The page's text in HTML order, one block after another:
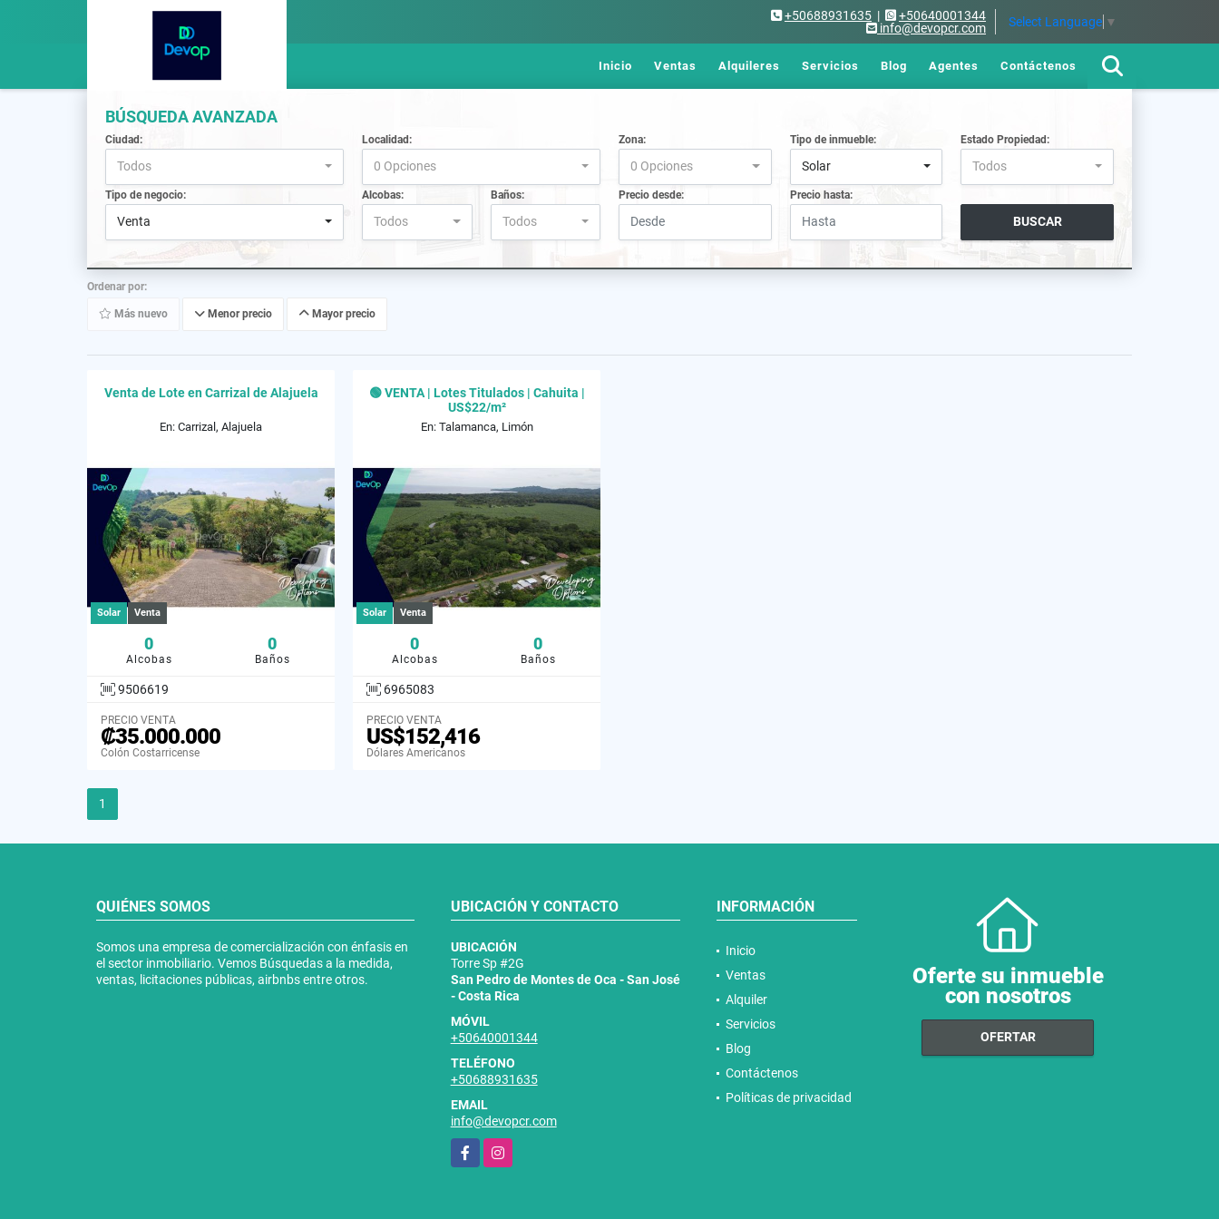
+50688931635 |
+50640001344
info@devopcr.com
Select Language ▼
Inicio Ventas Alquileres Servicios Blog Agentes Contáctenos
BÚSQUEDA AVANZADA
Ciudad:
Todos
Localidad:
0 Opciones
Zona:
0 Opciones
Tipo de inmueble:
Solar
Estado Propiedad:
Todos
Tipo de negocio:
Venta
Alcobas:
Todos
Baños:
Todos
Precio desde: Precio hasta:
BUSCAR
Ordenar por:
Más nuevo Menor precio Mayor precio
Venta de Lote en Carrizal de Alajuela
En: Carrizal, Alajuela
Solar Venta
0
Alcobas
0
Baños
9506619
PRECIO VENTA
₡35.000.000
Colón Costarricense
🟢 VENTA | Lotes Titulados | Cahuita |
US$22/m²
En: Talamanca, Limón
Solar Venta
0
Alcobas
0
Baños
6965083
PRECIO VENTA
US$152,416
Dólares Americanos
1
QUIÉNES SOMOS
Somos una empresa de comercialización con énfasis en
el sector inmobiliario. Vemos Búsquedas a la medida,
ventas, licitaciones públicas, airbnbs entre otros.
UBICACIÓN Y CONTACTO
UBICACIÓN
Torre Sp #2G
San Pedro de Montes de Oca - San José
- Costa Rica
MÓVIL
+50640001344
TELÉFONO
+50688931635
EMAIL
info@devopcr.com
FacebookInstagram
INFORMACIÓN
Inicio
Ventas
Alquiler
Servicios
Blog
Contáctenos
Políticas de privacidad
Oferte su inmueble
con nosotros
OFERTAR